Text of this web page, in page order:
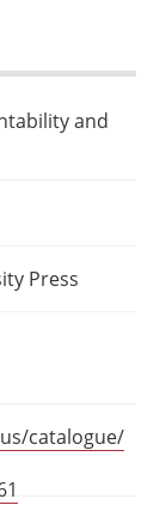
and
Press
catalogue/